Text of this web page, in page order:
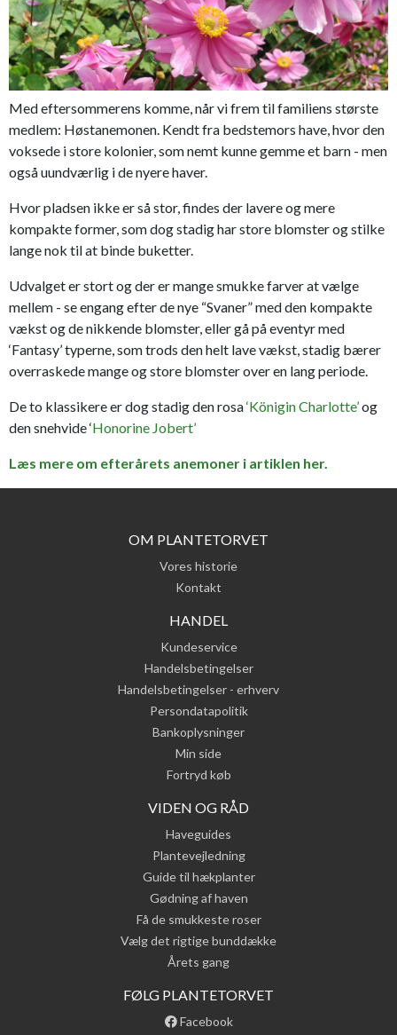
Med eftersommerens komme, når vi frem til familiens største
medlem: Høstanemonen. Kendt fra bedstemors have, hvor den
voksede i store kolonier, som nemt kunne gemme et barn - men
også uundværlig i de nyere haver.
Hvor pladsen ikke er så stor, findes der lavere og mere
kompakte former, som dog stadig har store blomster og stilke
lange nok til at binde buketter.
Udvalget er stort og der er mange smukke farver at vælge
mellem - se engang efter de nye “Svaner” med den kompakte
vækst og de nikkende blomster, eller gå på eventyr med
‘Fantasy’ typerne, som trods den helt lave vækst, stadig bærer
overraskede mange og store blomster over en lang periode.
De to klassikere er dog stadig den rosa‘Königin Charlotte’og
den snehvide ‘Honorine Jobert’
Læs mere om efterårets anemoner i artiklen her.
OM PLANTETORVET
Vores historie
Kontakt
HANDEL
Kundeservice
Handelsbetingelser
Handelsbetingelser - erhverv
Persondatapolitik
Bankoplysninger
Min side
Fortryd køb
VIDEN OG RÅD
Haveguides
Plantevejledning
Guide til hækplanter
Gødning af haven
Få de smukkeste roser
Vælg det rigtige bunddække
Årets gang
FØLG PLANTETORVET
Facebook